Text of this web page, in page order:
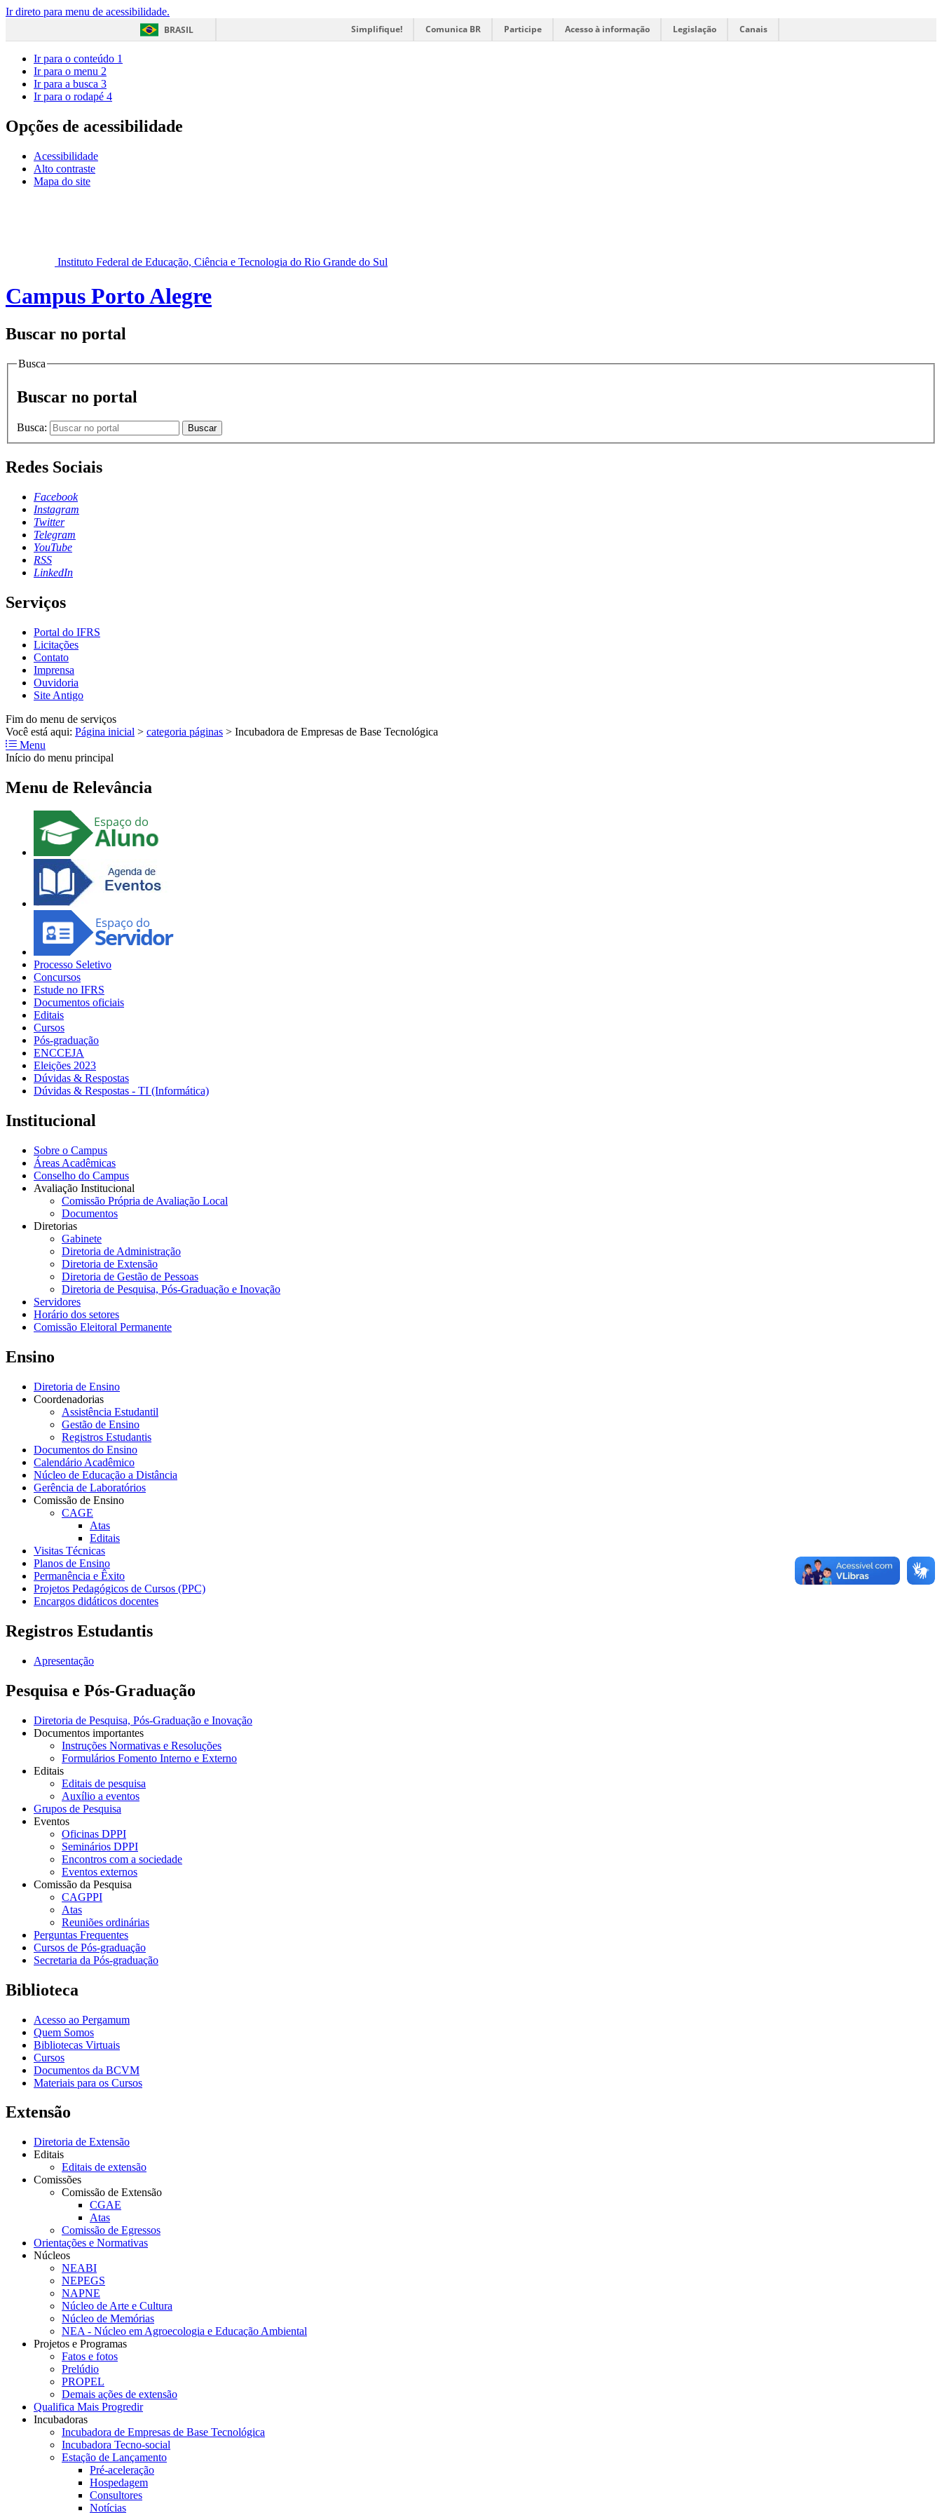
Ir direto para menu de acessibilidade.
BRASIL
Simplifique! Comunica BR Participe Acesso à informação Legislação Canais
Ir para o conteúdo 1
Ir para o menu 2
Ir para a busca 3
Ir para o rodapé 4
Opções de acessibilidade
Acessibilidade
Alto contraste
Mapa do site
Instituto Federal de Educação, Ciência e Tecnologia do Rio Grande do Sul
Campus Porto Alegre
Buscar no portal
Busca
Buscar no portal
Busca: Buscar
Redes Sociais
Facebook
Instagram
Twitter
Telegram
YouTube
RSS
LinkedIn
Serviços
Portal do IFRS
Licitações
Contato
Imprensa
Ouvidoria
Site Antigo
Fim do menu de serviços
Você está aqui: Página inicial > categoria páginas > Incubadora de Empresas de Base Tecnológica
Menu
Início do menu principal
Menu de Relevância
Processo Seletivo
Concursos
Estude no IFRS
Documentos oficiais
Editais
Cursos
Pós-graduação
ENCCEJA
Eleições 2023
Dúvidas & Respostas
Dúvidas & Respostas - TI (Informática)
Institucional
Sobre o Campus
Áreas Acadêmicas
Conselho do Campus
Avaliação Institucional
Comissão Própria de Avaliação Local
Documentos
Diretorias
Gabinete
Diretoria de Administração
Diretoria de Extensão
Diretoria de Gestão de Pessoas
Diretoria de Pesquisa, Pós-Graduação e Inovação
Servidores
Horário dos setores
Comissão Eleitoral Permanente
Ensino
Diretoria de Ensino
Coordenadorias
Assistência Estudantil
Gestão de Ensino
Registros Estudantis
Documentos do Ensino
Calendário Acadêmico
Núcleo de Educação a Distância
Gerência de Laboratórios
Comissão de Ensino
CAGE
Atas
Editais
Visitas Técnicas
Planos de Ensino
Permanência e Êxito
Projetos Pedagógicos de Cursos (PPC)
Encargos didáticos docentes
Registros Estudantis
Apresentação
Pesquisa e Pós-Graduação
Diretoria de Pesquisa, Pós-Graduação e Inovação
Documentos importantes
Instruções Normativas e Resoluções
Formulários Fomento Interno e Externo
Editais
Editais de pesquisa
Auxílio a eventos
Grupos de Pesquisa
Eventos
Oficinas DPPI
Seminários DPPI
Encontros com a sociedade
Eventos externos
Comissão da Pesquisa
CAGPPI
Atas
Reuniões ordinárias
Perguntas Frequentes
Cursos de Pós-graduação
Secretaria da Pós-graduação
Biblioteca
Acesso ao Pergamum
Quem Somos
Bibliotecas Virtuais
Cursos
Documentos da BCVM
Materiais para os Cursos
Extensão
Diretoria de Extensão
Editais
Editais de extensão
Comissões
Comissão de Extensão
CGAE
Atas
Comissão de Egressos
Orientações e Normativas
Núcleos
NEABI
NEPEGS
NAPNE
Núcleo de Arte e Cultura
Núcleo de Memórias
NEA - Núcleo em Agroecologia e Educação Ambiental
Projetos e Programas
Fatos e fotos
Prelúdio
PROPEL
Demais ações de extensão
Qualifica Mais Progredir
Incubadoras
Incubadora de Empresas de Base Tecnológica
Incubadora Tecno-social
Estação de Lançamento
Pré-aceleração
Hospedagem
Consultores
Notícias